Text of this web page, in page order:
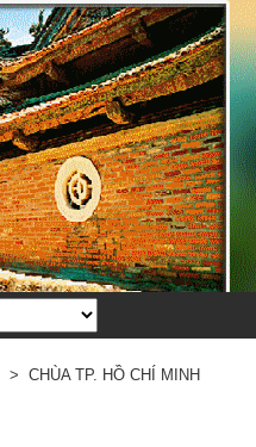
> CHÙA TP. HỒ CHÍ MINH